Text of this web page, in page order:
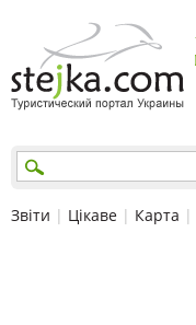
Звіти | Цікаве | Карта |